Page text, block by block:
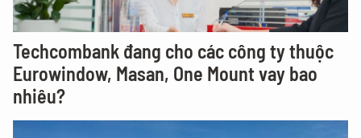
Techcombank đang cho các công ty thuộc
Eurowindow, Masan, One Mount vay bao
nhiêu?